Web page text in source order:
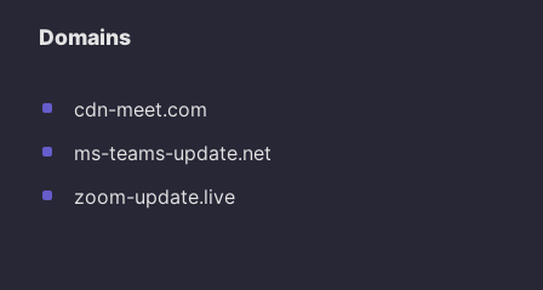
Domains
cdn-meet.com
ms-teams-update.net
zoom-update.live